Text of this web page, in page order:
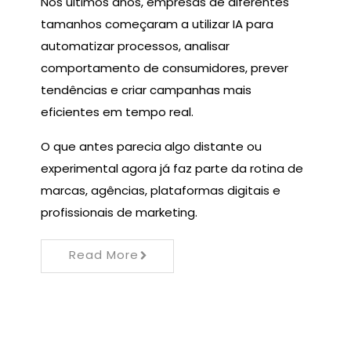
tamanhos começaram a utilizar IA para
automatizar processos, analisar
comportamento de consumidores, prever
tendências e criar campanhas mais
eficientes em tempo real.
O que antes parecia algo distante ou
experimental agora já faz parte da rotina de
marcas, agências, plataformas digitais e
profissionais de marketing.
Read More